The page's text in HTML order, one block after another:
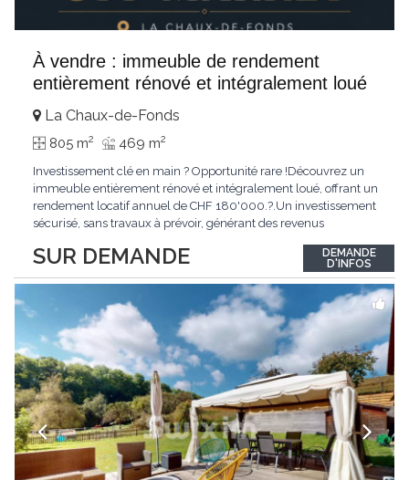
À vendre : immeuble de rendement
entièrement rénové et intégralement loué
SUR DEMANDE
La Chaux-de-Fonds
805 m2 469 m2
Investissement clé en main ? Opportunité rare !Découvrez un
immeuble entièrement rénové et intégralement loué, offrant un
rendement locatif annuel de CHF 180'000.?.Un investissement
sécurisé, sans travaux à prévoir, générant des revenus
d'informations ou recevoir le dossier.
DEMANDE
D'INFOS